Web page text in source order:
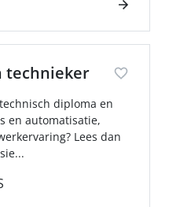
technieker
diploma en
en automatisatie,
Lees dan